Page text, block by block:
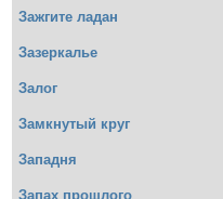
Зажгите ладан
Зазеркалье
Залог
Замкнутый круг
Западня
Запах прошлого